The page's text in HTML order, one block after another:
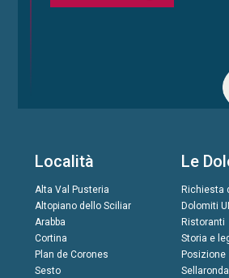
Località
Alta Val Pusteria
Altopiano dello Sciliar
Arabba
Cortina
Plan de Corones
Sesto
Le
Richiesta
Dolomiti
Ristoranti
Storia e
Posizione
Sellaronda